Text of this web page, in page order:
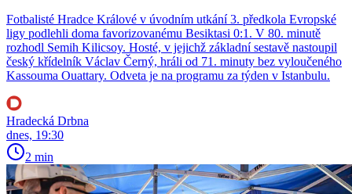
Fotbalisté Hradce Králové v úvodním utkání 3. předkola Evropské
ligy podlehli doma favorizovanému Besiktasi 0:1. V 80. minutě
rozhodl Semih Kilicsoy. Hosté, v jejichž základní sestavě nastoupil
český křídelník Václav Černý, hráli od 71. minuty bez vyloučeného
Kassouma Ouattary. Odveta je na programu za týden v Istanbulu.
Hradecká Drbna
dnes, 19:30
2 min